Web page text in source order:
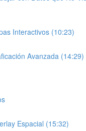
Interactivos (10:23)
Avanzada (14:29)
Espacial (15:32)